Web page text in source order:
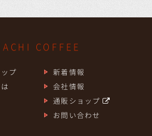
COFFEE
プ
新着情報
会社情報
通販ショップ
お問い合わせ